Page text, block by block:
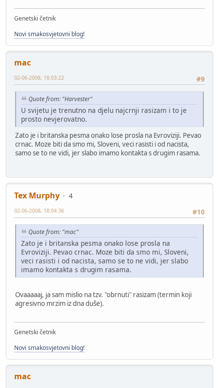
Genetski četnik
Novi smakosvjetovni blog!
mac
#9
02-06-2008, 18:03:22
Quote from: "Harvester"
U svijetu je trenutno na djelu najcrnji rasizam i to je
prosto nevjerovatno.
Zato je i britanska pesma onako lose prosla na Evroviziji. Pevao
crnac. Moze biti da smo mi, Sloveni, veci rasisti i od nacista,
samo se to ne vidi, jer slabo imamo kontakta s drugim rasama.
Tex Murphy
4
#10
02-06-2008, 18:04:36
Quote from: "mac"
Zato je i britanska pesma onako lose prosla na
Evroviziji. Pevao crnac. Moze biti da smo mi, Sloveni,
veci rasisti i od nacista, samo se to ne vidi, jer slabo
imamo kontakta s drugim rasama.
Ovaaaaaj, ja sam mislio na tzv. "obrnuti" rasizam (termin koji
agresivno mrzim iz dna duše).
Genetski četnik
Novi smakosvjetovni blog!
mac